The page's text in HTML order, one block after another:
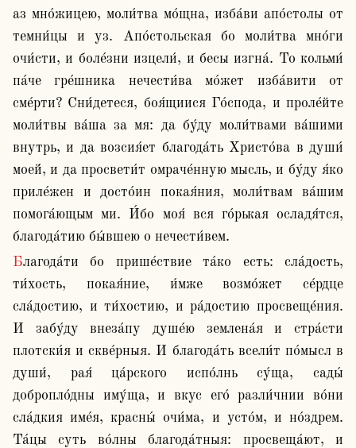
аз мно́жицею, моли́тва мо́щна, изба́ви апо́столы от
темни́цы и уз. Апо́стольская бо моли́тва мно́ги
очи́сти, и боле́зни изцели́, и бесы изгна́. То кольми́
па́че гре́шника нечести́ва мо́жет изба́вити от
сме́рти? Сни́детеся, боя́щиися Го́спода, и проле́йте
моли́твы ва́ша за мя: да бу́ду моли́твами ва́шими
внутрь, и да возсия́ет благода́ть Христо́ва в души́
моей́, и да просвети́т омраче́нную мысль, и бу́ду я́ко
приле́жен и досто́ин покая́ния, моли́твам ва́шим
помога́ющым ми. И́бо моя́ вся го́рькая осладя́тся,
благода́тию бы́вшею о нечести́вем.
Благода́ти бо прише́ствие та́ко есть: сла́дость,
ти́хость, покая́ние, и́мже возмо́жет се́рдце
сла́достию, и ти́хостию, и ра́достию просвеще́ния.
И забу́ду внеза́пу душе́ю землена́я и стра́сти
плотски́я и скве́рныя. И благода́ть всели́т по́мысл в
души́, рая́ ца́рского испо́лнь су́ща, сады́
добропло́дны иму́ща, и вкус его́ разли́чнии во́ни
сла́дкия име́я, красны́ очи́ма, и усто́м, и но́здрем.
Та́цы суть во́лны благода́тныя: просвеща́ют, и